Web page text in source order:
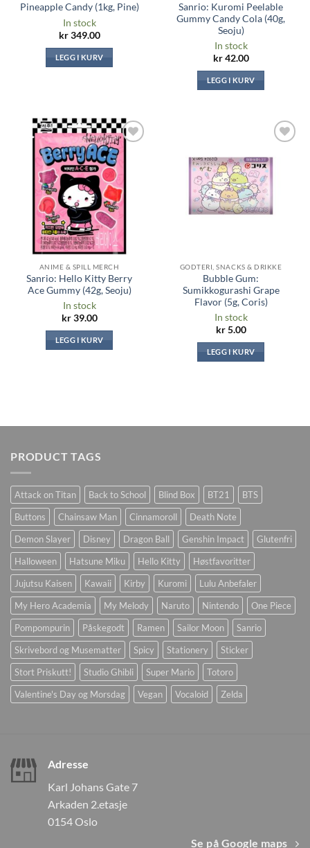
Pineapple Candy (1kg, Pine)
In stock
kr349.00
LEGG I KURV
Sanrio: Kuromi Peelable
Gummy Candy Cola (40g,
Seoju)
In stock
kr42.00
LEGG I KURV
Legg til i
ønskeliste
ANIME & SPILL MERCH
Sanrio: Hello Kitty Berry
Ace Gummy (42g, Seoju)
In stock
kr39.00
LEGG I KURV
ønskeliste
GODTERI, SNACKS & DRIKKE
Bubble Gum:
Sumikkogurashi Grape
Flavor (5g, Coris)
In stock
kr5.00
LEGG I KURV
PRODUCT TAGS
Attack on Titan Back to School Blind Box BT21
BTS
Buttons
Chainsaw Man Cinnamoroll
Death Note
Demon Slayer
Disney Dragon Ball Genshin Impact
Glutenfri
Halloween
Hatsune Miku Hello Kitty
Høstfavoritter
Jujutsu Kaisen
Kawaii Kirby Kuromi
Lulu Anbefaler
My Hero Academia
My Melody Naruto Nintendo
One Piece
Pompompurin
Påskegodt Ramen Sailor Moon
Sanrio
Skrivebord og Musematter
Spicy Stationery
Sticker
Stort Priskutt!
Studio Ghibli Super Mario
Totoro
Valentine's Day og Morsdag
Vegan Vocaloid Zelda
Adresse
Karl Johans Gate 7
Arkaden 2.etasje
0154 Oslo
Se på Google maps